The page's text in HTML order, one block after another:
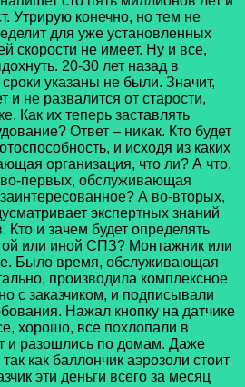
Утрирую конечно, но тем не
для уже установленных
скорости не имеет. Ну и все,
20-30 лет назад в
указаны не были. Значит,
и не развалится от старости,
Как их теперь заставлять
Ответ – никак. Кто будет
и исходя из каких
организация, что ли? А что,
во-первых, обслуживающая
А во-вторых,
экспертных знаний
Кто и зачем будет определять
или иной СПЗ? Монтажник или
Было время, обслуживающая
производила комплексное
с заказчиком, и подписывали
Нажал кнопку на датчике
хорошо, все похлопали в
и разошлись по домам. Даже
как баллончик аэрозоли стоит
эти деньги всего за месяц